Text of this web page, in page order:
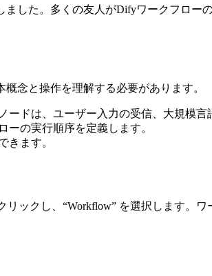
した。多くの友人がDifyワークフロ
念と操作を理解する必要があります。
ードは、ユーザー入力の受信、大規模
ーの実行順序を定義します。
きます。
ックし、“Workflow” を選択します。